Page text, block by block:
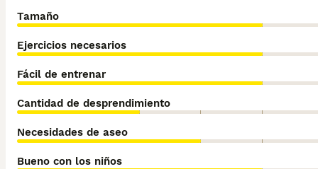
Tamaño
Ejercicios necesarios
Fácil de entrenar
Cantidad de desprendimiento
Necesidades de aseo
Bueno con los niños